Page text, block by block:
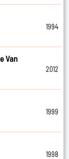
1994
Van
2012
1999
1998